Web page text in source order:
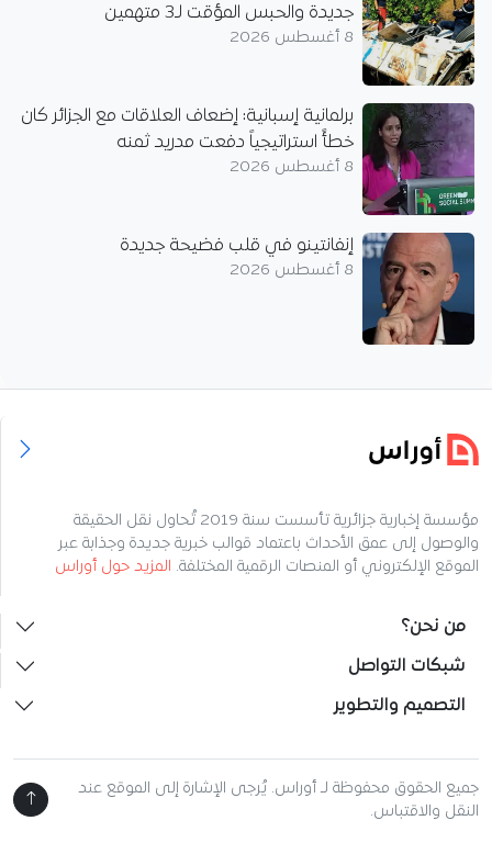
جديدة والحبس المؤقت لـ3 متهمين
8 أغسطس 2026
برلمانية إسبانية: إضعاف العلاقات مع الجزائر كان
خطأً استراتيجياً دفعت مدريد ثمنه
8 أغسطس 2026
إنفانتينو في قلب فضيحة جديدة
8 أغسطس 2026
مؤسسة إخبارية جزائرية تأسست سنة 2019 تُحاول نقل الحقيقة
والوصول إلى عمق الأحداث باعتماد قوالب خبرية جديدة وجذابة عبر
الموقع الإلكتروني أو المنصات الرقمية المختلفة. المزيد حول أوراس
من نحن؟
شبكات التواصل
التصميم والتطوير
جميع الحقوق محفوظة لـ أوراس. يُرجى الإشارة إلى الموقع عند
النقل والاقتباس.